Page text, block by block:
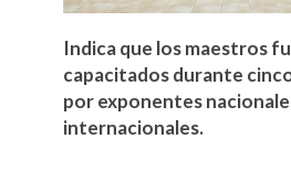
Indica que los maestros
capacitados durante
por exponentes
internacionales.